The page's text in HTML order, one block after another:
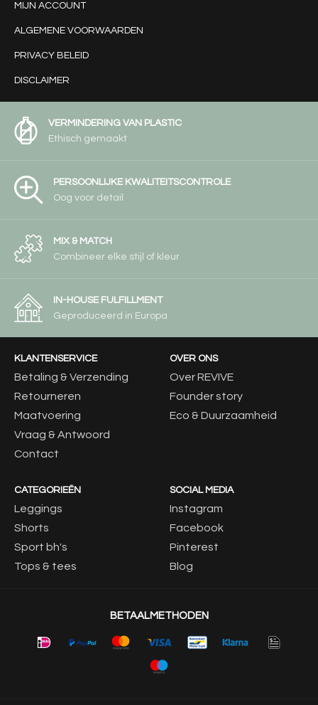
MIJN ACCOUNT
ALGEMENE VOORWAARDEN
PRIVACY BELEID
DISCLAIMER
VERMINDERING VAN PLASTIC
Ethisch gemaakt
PERSOONLIJKE KWALITEITSCONTROLE
Oog voor detail
MIX & MATCH
Combineer elke stijl of kleur
IN-HOUSE FULFILLMENT
Geproduceerd in Europa
KLANTENSERVICE
Betaling & Verzending
Retourneren
Maatvoering
Vraag & Antwoord
Contact
OVER ONS
Over REVIVE
Founder story
Eco & Duurzaamheid
CATEGORIEËN
Leggings
Shorts
Sport bh's
Tops & tees
SOCIAL MEDIA
Instagram
Facebook
Pinterest
Blog
BETAALMETHODEN